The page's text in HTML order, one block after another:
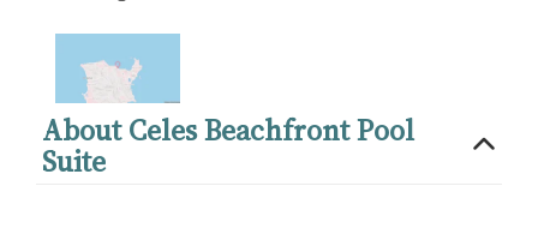
About Celes Beachfront Pool
Suite